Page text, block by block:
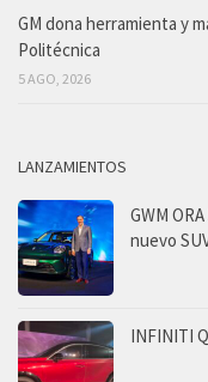
GM dona herramienta y
Politécnica
5 AGO, 2026
LANZAMIENTOS
GWM
nuevo
INFINITI